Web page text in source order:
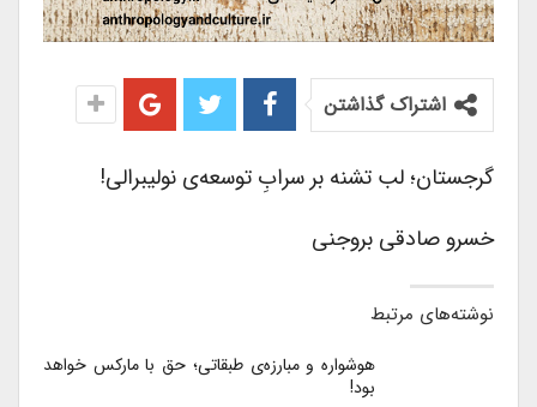
اشتراک گذاشتن
گرجستان؛ لب تشنه بر سرابِ توسعه‌ی نولیبرالی!
خسرو صادقی بروجنی
نوشته‌های مرتبط
هوشواره و مبارزه‌ی طبقاتی؛ حق با مارکس خواهد
بود!